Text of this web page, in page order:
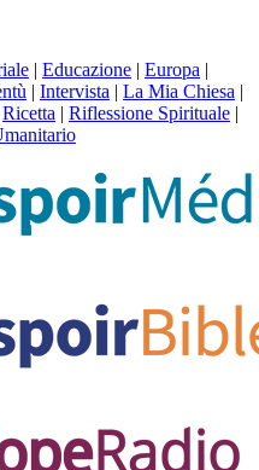
| Educazione | Europa |
| Intervista | La Mia Chiesa |
Ricetta | Riflessione Spirituale |